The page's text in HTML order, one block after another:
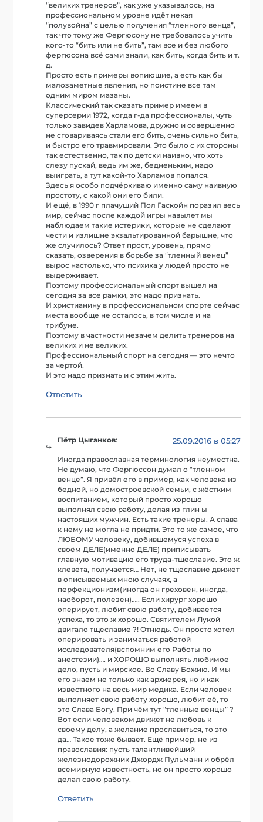
“великих тренеров”, как уже указывалось, на
профессиональном уровне идёт некая
“полувойна” с целью получения “тленного венца”,
так что тому же Фергюсону не требовалось учить
кого-то “бить или не бить”, там все и без любого
фергюсона всё сами знали, как бить, когда бить и т.
д.
Просто есть примеры вопиющие, а есть как бы
малозаметные явления, но поистине все там
одним миром мазаны.
Классический так сказать пример имеем в
суперсерии 1972, когда г-да профессионалы, чуть
только завидев Харламова, дружно и совершенно
не сговариваясь стали его бить, очень сильно бить,
и быстро его травмировали. Это было с их стороны
так естественно, так по детски наивно, что хоть
слезу пускай, ведь им же, бедненьким, надо
выиграть, а тут какой-то Харламов попался.
Здесь я особо подчёркиваю именно саму наивную
простоту, с какой они его били.
И ещё, в 1990 г плачущий Пол Гаскойн поразил весь
мир, сейчас после каждой игры навылет мы
наблюдаем такие истерики, которые не сделают
чести и излишне экзальтированной барышне, что
же случилось? Ответ прост, уровень, прямо
сказать, озверения в борьбе за “тленный венец”
вырос настолько, что психика у людей просто не
выдерживает.
Поэтому профессиональный спорт вышел на
сегодня за все рамки, это надо признать.
И христианину в профессиональном спорте сейчас
места вообще не осталось, в том числе и на
трибуне.
Поэтому в частности незачем делить тренеров на
великих и не великих.
Профессиональный спорт на сегодня — это нечто
за чертой.
И это надо признать и с этим жить.
Ответить
Пётр Цыганков: 25.09.2016 в 05:27
Иногда православная терминология неуместна.
Не думаю, что Фергюссон думал о “тленном
венце”. Я привёл его в пример, как человека из
бедной, но домостроевской семьи, с жёстким
воспитанием, который просто хорошо
выполнял свою работу, делая из глин ы
настоящих мужчин. Есть такие тренеры. А слава
к нему не могла не придти. Это то же самое, что
ЛЮБОМУ человеку, добившемуся успеха в
своём ДЕЛЕ(именно ДЕЛЕ) приписывать
главную мотивацию его труда-тщеславие. Это ж
клевета, получается… Нет, не тщеславие движет
в описываемых мною случаях, а
перфекционизм(иногда он греховен, иногда,
наоборот, полезен)….. Если хирург хорошо
оперирует, любит свою работу, добивается
успеха, то это ж хорошо. Святителем Лукой
двигало тщеславие ?! Отнюдь. Он просто хотел
оперировать и заниматься работой
исследователя(вспомним его Работы по
анестезии)…. и ХОРОШО выполнять любимое
дело, пусть и мирское. Во Славу Божию. И мы
его знаем не только как архиерея, но и как
известного на весь мир медика. Если человек
выполняет свою работу хорошо, любит её, то
это Слава Богу. При чём тут “тленные венцы” ?
Вот если человеком движет не любовь к
своему делу, а желание прославиться, то это
да… Такое тоже бывает. Ещё пример, не из
православия: пусть талантливейший
железнодорожник Джордж Пульманн и обрёл
всемирную известность, но он просто хорошо
делал свою работу.
Ответить